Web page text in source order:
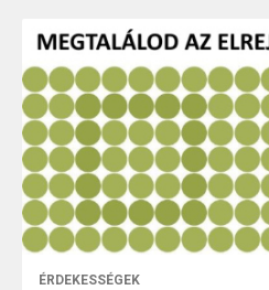
ÉRDEKESSÉGEK